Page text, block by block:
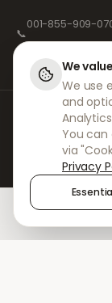
📞
001-855-909-
Bei DokterNow
Apotheken sowie
sicherzustellen,
verwaltet werden.
übernehmen alle
Partnerapotheken
Medikamente.
We
We use
and
You
via
Privacy